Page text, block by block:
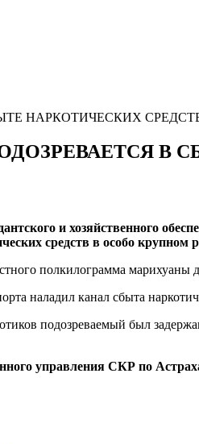
НАРКОТИЧЕСКИХ
В
и хозяйственного
средств в особо
полкилограмма
наладил канал сбыта
подозреваемый был
управления СКР по